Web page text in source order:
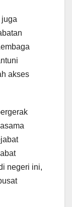
akses
negeri ini,